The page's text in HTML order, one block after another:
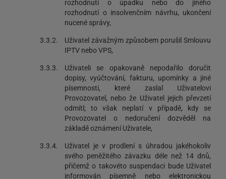
rozhodnutí o úpadku nebo do jiného
rozhodnutí o insolvenčním návrhu, ukončení
nucené správy,
3.3.2.
Uživatel závažným způsobem porušil Smlouvu
IPTV nebo VPS,
3.3.3.
Uživateli se opakovaně nepodařilo doručit
dopisy, vyúčtování, fakturu, upomínky a jiné
písemnosti, které zaslal Uživatelovi
Provozovatel, nebo že Uživatel jejich převzetí
odmítl; to však neplatí v případě, kdy se
Provozovatel o nedoručení dozvěděl na
základě oznámení Uživatele,
3.3.4.
Uživatel je v prodlení s úhradou jakéhokoliv
svého peněžitého závazku déle než 14 dnů,
přičemž o takovéto suspendaci bude Uživatel
informován písemně nebo elektronickou